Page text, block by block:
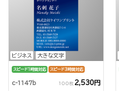
ビジネス 大きな文字
スピード1時間対応 スピード3時間対応
c-1147b 100枚 2,530円